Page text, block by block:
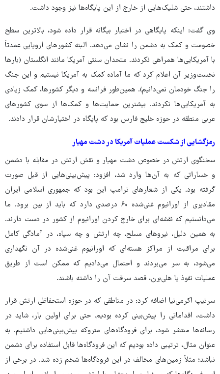
داشتند، حتی شلیک‌هایی از خارج از این پایگاه‌ها نیز وجود داشت.
وی گفت: اینکه پایگاهی در اختیار بیگانه قرار داده شود، بالاترین سطح
خصومت و کمک به دشمن را نشان می‌دهد. البته کشورهای اروپایی عمدتاً
با آمریکایی‌ها همراهی نکردند. متحدان سنتی آمریکا مانند انگلستان (بارها
نخست‌وزیر آن اعلام کرد که ما آماده کمک به آمریکا نیستیم و این جنگ
را جنگ خودمان نمی‌دانیم). همین‌طور فرانسه و دیگر کشورها، کمک زیادی
به آمریکایی‌ها نکردند. بیشترین حمایت‌ها و کمک‌ها از سوی کشورهای
عربی منطقه در حوزه خلیج فارس بود که پایگاه در اختیارشان قرار دادند.
رمزگشایی از شکست عملیات آمریکا در دشت مهیار
سخنگوی ارتش در خصوص دشت مهیار و نقش ارتش در مقابله با دشمن
و خساراتی که به آن‌ها وارد شد، افزود: پیش‌بینی‌هایی از قبل صورت
گرفته بود. یکی از شعارهای ترامپ این بود که جمهوری اسلامی ایران
مقادیری از اورانیوم غنی‌شده ۶۰ درصدی دارد که باید از بین برود. ما
می‌دانستیم که نقشه‌ای برای خارج کردن اورانیوم از کشور در دست دارند.
به همین دلیل، نیروهای مسلح، چه ارتش و چه سپاه، در آمادگی کامل
برای مراقبت از مراکز هسته‌ای که اورانیوم غنی‌شده در آن نگهداری
می‌شود، به سر می‌بردند و احتمال می‌دادیم که ممکن است از طریق
عملیات نفوذ یا هلی‌برن، قصد سرقت آن را داشته باشند.
سرتیپ اکرمی‌نیا اضافه کرد: در مناطقی که در حوزه استحفاظی ارتش قرار
داشت، اقداماتی را پیش‌بینی کرده بودیم. حتی برای اولین بار، شاید در
رسانه‌ها منتشر شود، برای فرودگاه‌های متروکه پیش‌بینی‌هایی داشتیم. به
عنوان مثال، ترتیبی داده بودیم که این فرودگاه‌ها قابل استفاده برای دشمن
نباشد؛ مثلاً زمین‌های مخالف در این فرودگاه‌ها شخم زده شد. در برخی از